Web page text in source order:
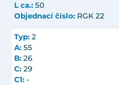
L ca.: 50
Objednací číslo: RGK 22
Typ: 2
A: 55
B: 26
C: 29
C1: -